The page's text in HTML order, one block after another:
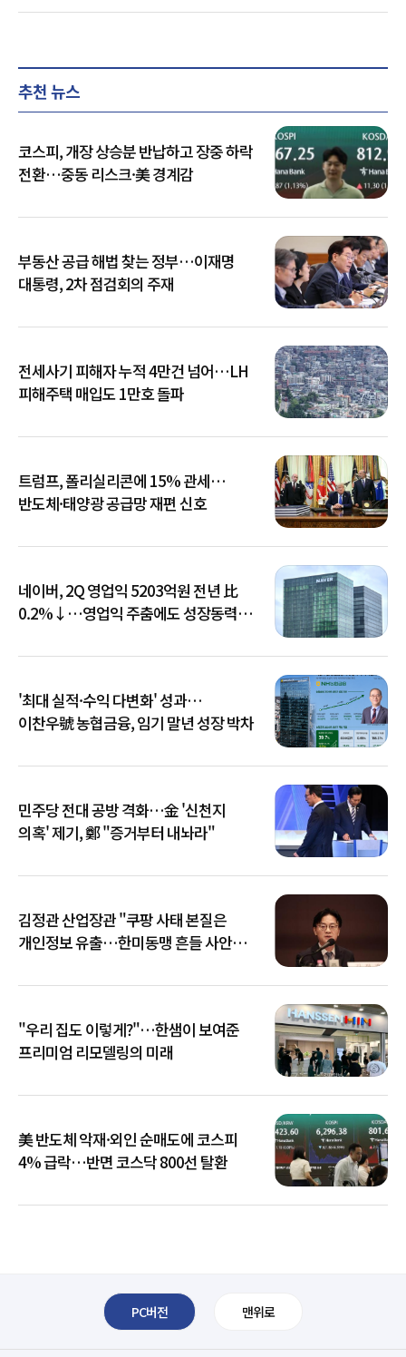
추천 뉴스
코스피, 개장 상승분 반납하고 장중 하락
전환…중동 리스크·美 경계감
부동산 공급 해법 찾는 정부…이재명
대통령, 2차 점검회의 주재
전세사기 피해자 누적 4만건 넘어…LH
피해주택 매입도 1만호 돌파
트럼프, 폴리실리콘에 15% 관세…
반도체·태양광 공급망 재편 신호
네이버, 2Q 영업익 5203억원 전년 比
0.2%↓…영업익 주춤에도 성장동력
'최대 실적·수익 다변화' 성과…
이찬우號 농협금융, 임기 말년 성장 박차
민주당 전대 공방 격화…金 '신천지
의혹' 제기, 鄭 "증거부터 내놔라"
김정관 산업장관 "쿠팡 사태 본질은
개인정보 유출…한미동맹 흔들 사안
"우리 집도 이렇게?"…한샘이 보여준
프리미엄 리모델링의 미래
美 반도체 악재·외인 순매도에 코스피
4% 급락…반면 코스닥 800선 탈환
PC버전 맨위로